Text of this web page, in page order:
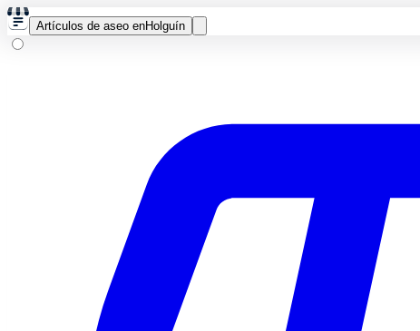
Artículos de aseo enHolguín